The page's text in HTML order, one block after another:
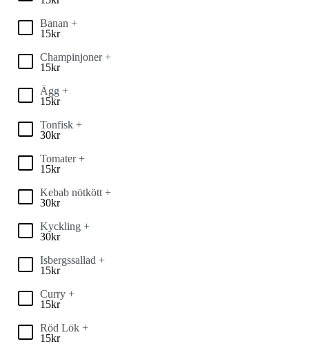
Banan +
15kr
Champinjoner +
15kr
Ägg +
15kr
Tonfisk +
30kr
Tomater +
15kr
Kebab nötkött +
30kr
Kyckling +
30kr
Isbergssallad +
15kr
Curry +
15kr
Röd Lök +
15kr